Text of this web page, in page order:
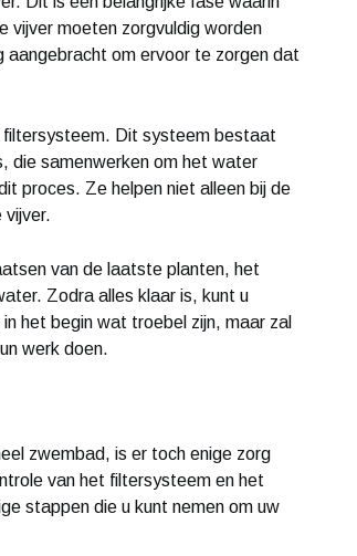
vijver moeten zorgvuldig worden
aangebracht om ervoor te zorgen dat
filtersysteem. Dit systeem bestaat
die samenwerken om het water
proces. Ze helpen niet alleen bij de
vijver.
van de laatste planten, het
Zodra alles klaar is, kunt u
het begin wat troebel zijn, maar zal
werk doen.
zwembad, is er toch enige zorg
van het filtersysteem en het
stappen die u kunt nemen om uw